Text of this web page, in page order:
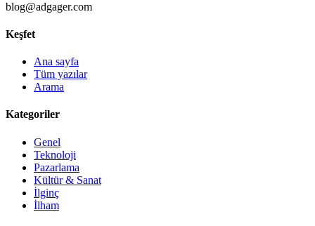
blog@adgager.com
Keşfet
Ana sayfa
Tüm yazılar
Arama
Kategoriler
Genel
Teknoloji
Pazarlama
Kültür & Sanat
İlginç
İlham